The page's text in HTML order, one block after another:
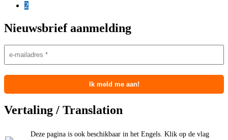
2
Nieuwsbrief aanmelding
Vertaling / Translation
Deze pagina is ook beschikbaar in het Engels. Klik op de vlag